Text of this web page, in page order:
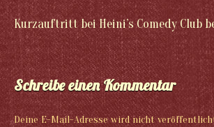
Kurzauftritt bei Heini’s Comedy Club
Schreibe einen Kommentar
Deine E-Mail-Adresse wird nicht